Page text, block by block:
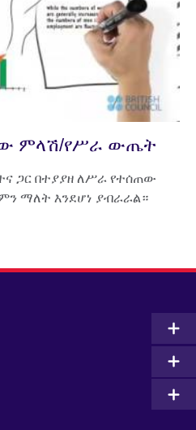
ምላሽ/የሥራ ውጤት
ጋር በተያያዘ ለሥራ የተሰጠው
ማለት እንደሆነ ያብራራል።